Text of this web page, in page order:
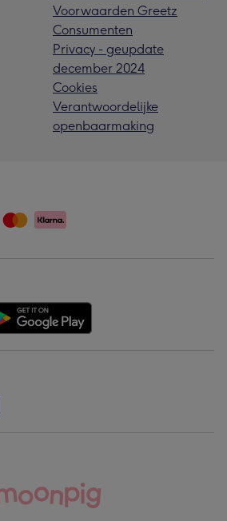
Voorwaarden Greetz
Consumenten
Privacy - geupdate
december 2024
Cookies
Verantwoordelijke
openbaarmaking